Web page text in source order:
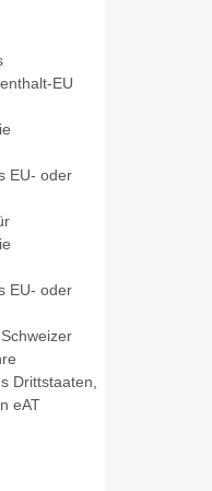
EU
EU- oder
EU- oder
Drittstaaten,
eAT